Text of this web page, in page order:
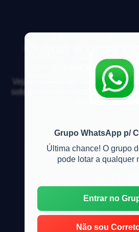
Grupo WhatsApp p/
Última chance! O grupo
pode lotar a qualquer
Entrar no
Não sou
O que é uma
execução
Veja respostas de especialistas e
sobre mercado imobiliário,
e locação de